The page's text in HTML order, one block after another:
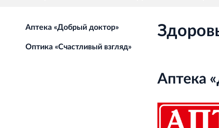
Аптека «Добрый доктор»
Оптика «Счастливый взгляд»
Аптека